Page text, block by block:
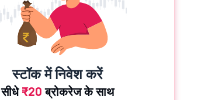
स्टॉक में निवेश करें
सीधे₹20ब्रोकरेज के साथ